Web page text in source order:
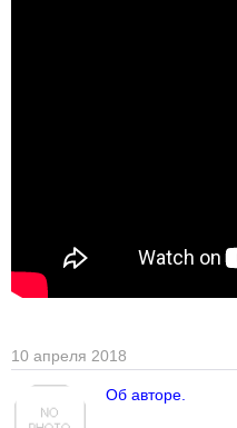
10 апреля 2018
Об авторе.